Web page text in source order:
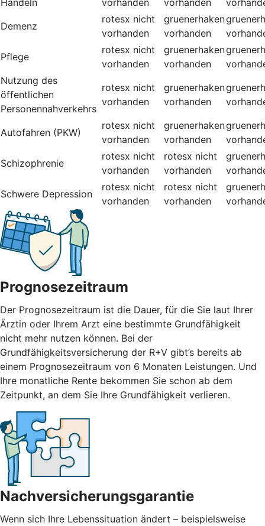
Demenz
rotesx nicht
vorhanden
gruenerhaken
vorhanden
Pflege
rotesx nicht
vorhanden
gruenerhaken
vorhanden
Nutzung des
öffentlichen
Personennahverkehrs
rotesx nicht
vorhanden
gruenerhaken
vorhanden
Autofahren (PKW)
rotesx nicht
vorhanden
gruenerhaken
vorhanden
Schizophrenie
rotesx nicht
vorhanden
rotesx nicht
vorhanden
Schwere Depression
rotesx nicht
vorhanden
rotesx nicht
vorhanden
Prognosezeitraum
Der Prognosezeitraum ist die Dauer, für die Sie laut Ihrer
Ärztin oder Ihrem Arzt eine bestimmte Grundfähigkeit
nicht mehr nutzen können. Bei der
Grundfähigkeitsversicherung der R+V gibt’s bereits ab
einem Prognosezeitraum von 6 Monaten Leistungen. Und
Ihre monatliche Rente bekommen Sie schon ab dem
Zeitpunkt, an dem Sie Ihre Grundfähigkeit verlieren.
Nachversicherungsgarantie
Wenn sich Ihre Lebenssituation ändert – beispielsweise